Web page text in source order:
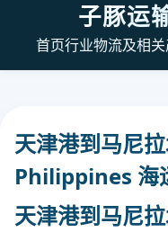
子豚运
首页行业物流及相
天津港到马尼
Philippines 海
天津港到马尼